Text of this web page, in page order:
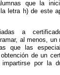
que la
letra h) de este
a
al menos, un
que las
de un
por la